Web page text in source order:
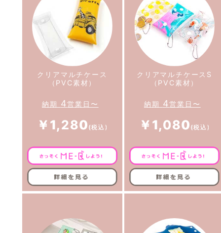
クリアマルチケース
（PVC素材）
納期 4営業日〜
￥1,280
クリアマルチケースS
（PVC素材）
納期 4営業日〜
￥1,080